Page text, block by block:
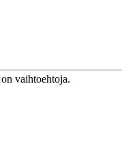
vaihtoehtoja.